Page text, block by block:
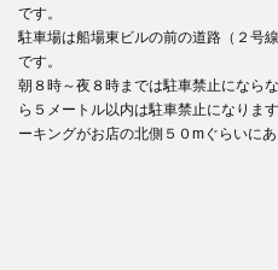
です。
駐車場は船場東ビルの前の道路（２号
です。
朝８時～夜８時までは駐車禁止になら
ら５メートル以内は駐車禁止になりま
ーキングがお店の北側５０mぐらいにあ